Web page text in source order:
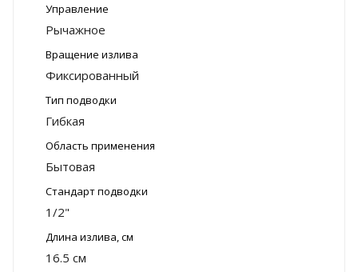
Управление
Рычажное
Вращение излива
Фиксированный
Тип подводки
Гибкая
Область применения
Бытовая
Стандарт подводки
1/2"
Длина излива, см
16.5 см